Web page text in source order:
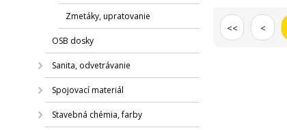
Zmetáky, upratovanie
OSB dosky
Sanita, odvetrávanie
Spojovací materiál
Stavebná chémia, farby
<< <